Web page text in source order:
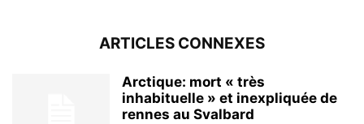
ARTICLES CONNEXES
Arctique: mort « très
inhabituelle » et inexpliquée de
rennes au Svalbard